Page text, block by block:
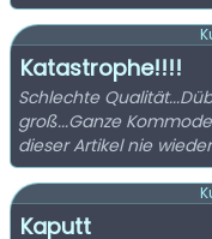
Katastrophe!!!!
Schlechte
groß...Ganze
dieser Artikel nie
Kaputt